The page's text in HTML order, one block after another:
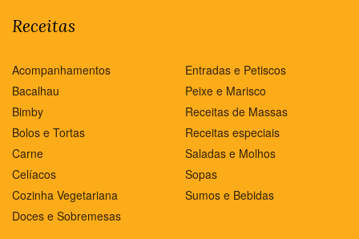
Receitas
Acompanhamentos
Bacalhau
Bimby
Bolos e Tortas
Carne
Celíacos
Cozinha Vegetariana
Doces e Sobremesas
Entradas e Petiscos
Peixe e Marisco
Receitas de Massas
Receitas especiais
Saladas e Molhos
Sopas
Sumos e Bebidas